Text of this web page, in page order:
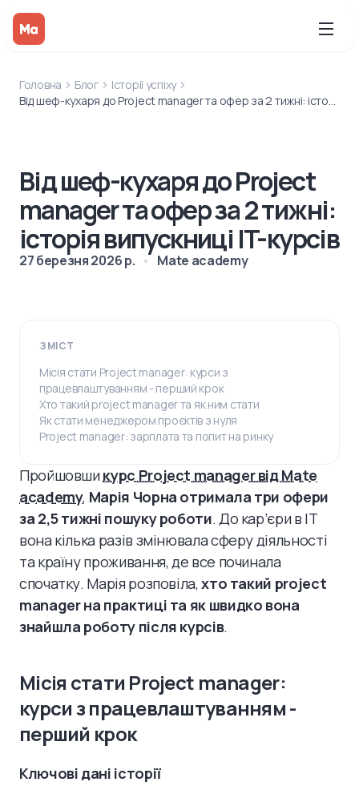
Головна Блог
Історії успіху
Від шеф-кухаря до Project manager та офер за 2 тижні: історія випускниці IT-курсів
Від шеф-кухаря до Project
manager та офер за 2 тижні:
історія випускниці IT-курсів
27 березня 2026 р. Mate academy
ЗМІСТ
Місія стати Project manager: курси з
працевлаштуванням - перший крок
Хто такий project manager та як ним стати
Як стати менеджером проєктів з нуля
Project manager: зарплата та попит на ринку
Пройшовшикурс Project manager від Mate
academy, Марія Чорна отримала три офери
за 2,5 тижні пошуку роботи. До кар’єри в IT
вона кілька разів змінювала сферу діяльності
та країну проживання, де все починала
спочатку. Марія розповіла,хто такий project
manager на практиці та як швидко вона
знайшла роботу після курсів.
Місія стати Project manager:
курси з працевлаштуванням -
перший крок
Ключові дані історії